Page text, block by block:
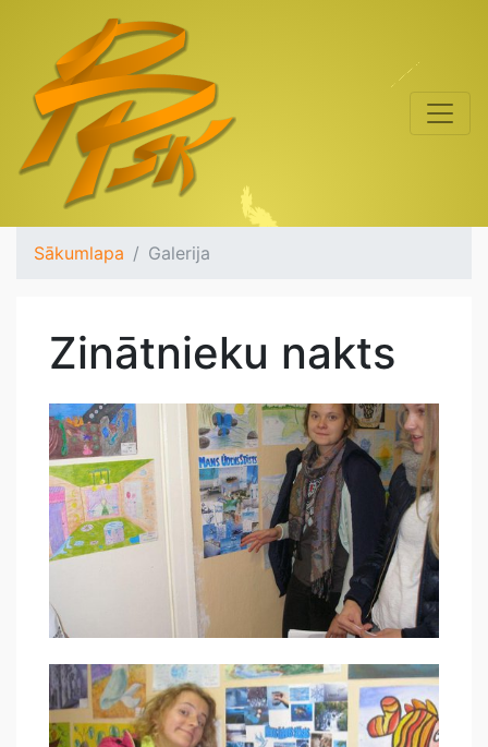
Sākumlapa Galerija
Zinātnieku nakts